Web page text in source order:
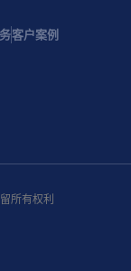
客户案例
所有权利